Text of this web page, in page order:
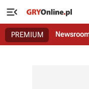

PREMIUM